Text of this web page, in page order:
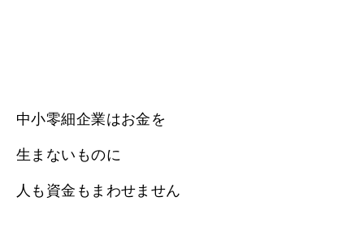
中小零細企業はお金を
生まないものに
人も資金もまわせません